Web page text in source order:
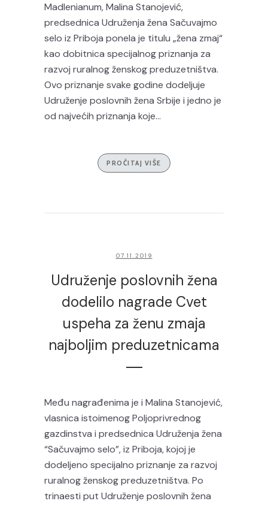
Madlenianum, Malina Stanojević,
predsednica Udruženja žena Sačuvajmo
selo iz Priboja ponela je titulu „žena zmaj“
kao dobitnica specijalnog priznanja za
razvoj ruralnog ženskog preduzetništva.
Ovo priznanje svake godine dodeljuje
Udruženje poslovnih žena Srbije i jedno je
od najvećih priznanja koje...
PROČITAJ VIŠE
07.11.2019
Udruženje poslovnih žena
dodelilo nagrade Cvet
uspeha za ženu zmaja
najboljim preduzetnicama
Među nagrađenima je i Malina Stanojević,
vlasnica istoimenog Poljoprivrednog
gazdinstva i predsednica Udruženja žena
“Sačuvajmo selo”, iz Priboja, kojoj je
dodeljeno specijalno priznanje za razvoj
ruralnog ženskog preduzetništva. Po
trinaesti put Udruženje poslovnih žena